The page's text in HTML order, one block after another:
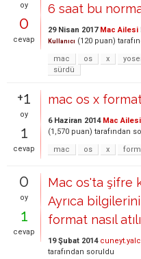
oy
0
cevap
6 saat bu
29 Nisan 2017 Mac Ailesi
Kullanıcı (120 puan)
mac
os x
sürdü
+1
oy
1
cevap
mac os x
6 Haziran 2014 Mac Ailesi
(1,570 puan) tarafından
mac
os x
0
oy
1
cevap
Mac os'ta şifre
Ayrıca
format nasıl
19 Şubat 2014
tarafından soruldu